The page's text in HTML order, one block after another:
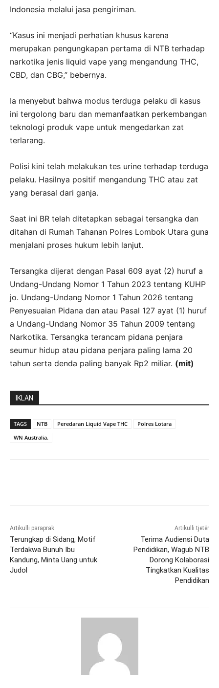
Indonesia melalui jasa pengiriman.
“Kasus ini menjadi perhatian khusus karena
merupakan pengungkapan pertama di NTB terhadap
narkotika jenis liquid vape yang mengandung THC,
CBD, dan CBG,” bebernya.
Ia menyebut bahwa modus terduga pelaku di kasus
ini tergolong baru dan memanfaatkan perkembangan
teknologi produk vape untuk mengedarkan zat
terlarang.
Polisi kini telah melakukan tes urine terhadap terduga
pelaku. Hasilnya positif mengandung THC atau zat
yang berasal dari ganja.
Saat ini BR telah ditetapkan sebagai tersangka dan
ditahan di Rumah Tahanan Polres Lombok Utara guna
menjalani proses hukum lebih lanjut.
Tersangka dijerat dengan Pasal 609 ayat (2) huruf a
Undang-Undang Nomor 1 Tahun 2023 tentang KUHP
jo. Undang-Undang Nomor 1 Tahun 2026 tentang
Penyesuaian Pidana dan atau Pasal 127 ayat (1) huruf
a Undang-Undang Nomor 35 Tahun 2009 tentang
Narkotika. Tersangka terancam pidana penjara
seumur hidup atau pidana penjara paling lama 20
tahun serta denda paling banyak Rp2 miliar. (mit)
IKLAN
TAGS NTB Peredaran Liquid Vape THC
Polres Lotara
WN Australia.
Artikulli paraprak
Terungkap di Sidang, Motif
Terdakwa Bunuh Ibu
Kandung, Minta Uang untuk
Judol
Artikulli tjetër
Terima Audiensi Duta
Pendidikan, Wagub NTB
Dorong Kolaborasi
Tingkatkan Kualitas
Pendidikan